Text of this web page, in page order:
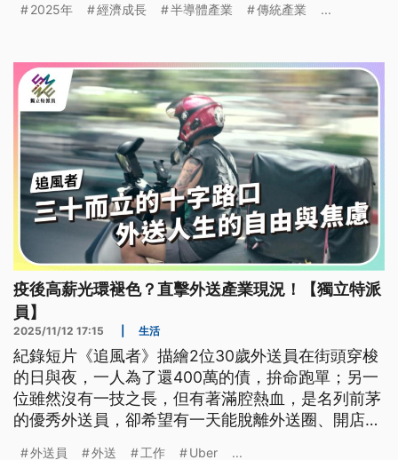
月薪，人數也是有統計以來新高。
2025年 經濟成長 半導體產業 傳統產業 ...
疫後高薪光環褪色？直擊外送產業現況！【獨立特派
員】
2025/11/12 17:15 生活
紀錄短片《追風者》描繪2位30歲外送員在街頭穿梭
的日與夜，一人為了還400萬的債，拚命跑單；另一
位雖然沒有一技之長，但有著滿腔熱血，是名列前茅
的優秀外送員，卻希望有一天能脫離外送圈、開店創
外送員 外送 工作 Uber ...